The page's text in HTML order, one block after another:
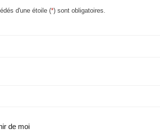
d'une étoile (*) sont obligatoires.
de moi